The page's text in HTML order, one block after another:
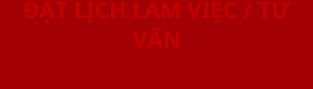
ĐẶT LỊCH LÀM VIỆC / TƯ
VẤN